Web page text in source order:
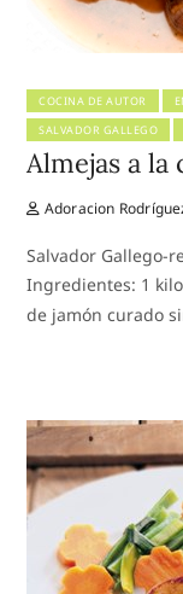
COCINA DE AUTOR
SALVADOR GALLEGO
Almejas a la
Adoracion
Salvador Gallego-
Ingredientes: 1
de jamón curado